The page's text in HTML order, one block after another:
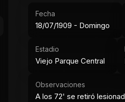
Fecha
18/07/1909 - Domingo
Estadio
Viejo Parque Central
Observaciones
A los 72' se retiró